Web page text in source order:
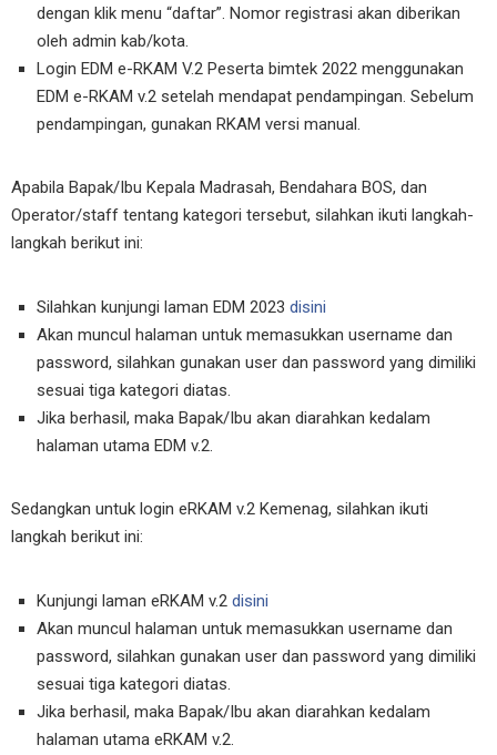
dengan klik menu “daftar”. Nomor registrasi akan diberikan
oleh admin kab/kota.
Login EDM e-RKAM V.2 Peserta bimtek 2022 menggunakan
EDM e-RKAM v.2 setelah mendapat pendampingan. Sebelum
pendampingan, gunakan RKAM versi manual.
Apabila Bapak/Ibu Kepala Madrasah, Bendahara BOS, dan
Operator/staff tentang kategori tersebut, silahkan ikuti langkah-
langkah berikut ini:
Silahkan kunjungi laman EDM 2023 disini
Akan muncul halaman untuk memasukkan username dan
password, silahkan gunakan user dan password yang dimiliki
sesuai tiga kategori diatas.
Jika berhasil, maka Bapak/Ibu akan diarahkan kedalam
halaman utama EDM v.2.
Sedangkan untuk login eRKAM v.2 Kemenag, silahkan ikuti
langkah berikut ini:
Kunjungi laman eRKAM v.2 disini
Akan muncul halaman untuk memasukkan username dan
password, silahkan gunakan user dan password yang dimiliki
sesuai tiga kategori diatas.
Jika berhasil, maka Bapak/Ibu akan diarahkan kedalam
halaman utama eRKAM v.2.